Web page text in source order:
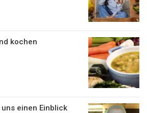
kochen
einen Einblick